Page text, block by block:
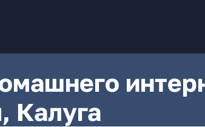
Калуга